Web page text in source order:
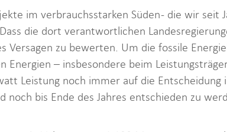
im verbrauchsstarken Süden - die wir seit
die dort verantwortlichen
Versagen zu bewerten. Um die fossile
Energien – insbesondere beim
Leistung noch immer auf die Entscheidung
bis Ende des Jahres entschieden zu